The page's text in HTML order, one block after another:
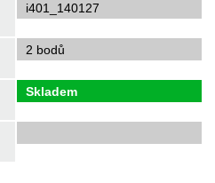
i401_140127
2 bodů
Skladem